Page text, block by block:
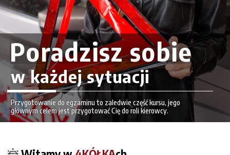
w każdej sytuacji
Przygotowanie do egzaminu to zaledwie część kursu, jego
głównym celem jest przygotować Cię do roli kierowcy.
Poradzisz sobie